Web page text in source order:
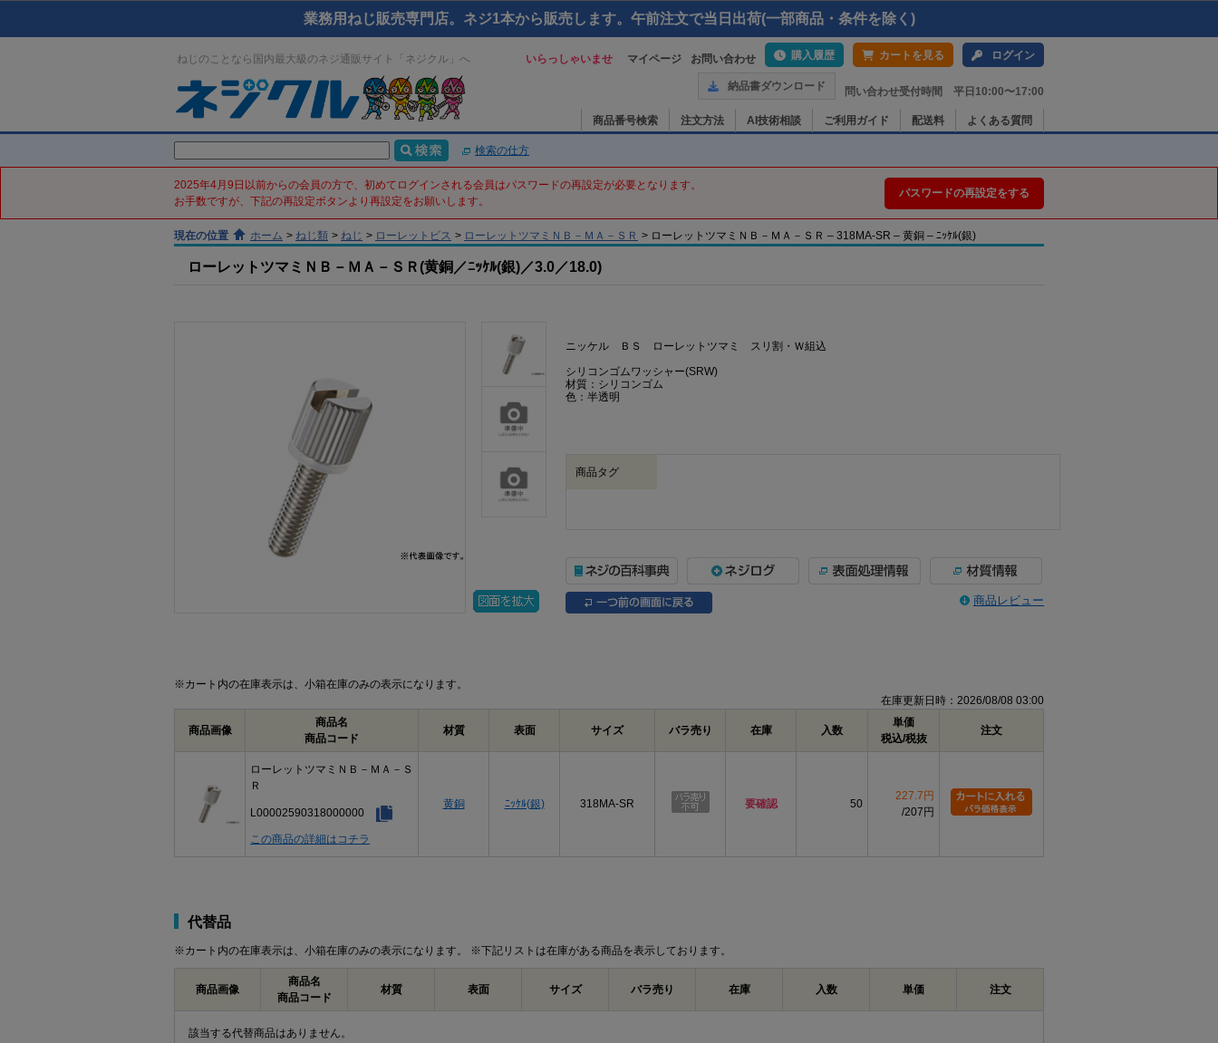
業務用ねじ販売専門店。ネジ1本から販売します。午前注文で当日出荷(一部商品・条件を除く)
ねじのことなら国内最大級のネジ通販サイト「ネジクル」へ いらっしゃいませ マイページ お問い合わせ 購入履歴 カートを見る ログイン
納品書ダウンロード 問い合わせ受付時間 平日10:00〜17:00
商品番号検索 注文方法 AI技術相談 ご利用ガイド 配送料 よくある質問
検索の仕方
2025年4月9日以前からの会員の方で、初めてログインされる会員はパスワードの再設定が必要となります。
お手数ですが、下記の再設定ボタンより再設定をお願いします。
パスワードの再設定をする
現在の位置 ホーム > ねじ類 > ねじ > ローレットビス > ローレットツマミＮＢ－ＭＡ－ＳＲ > ローレットツマミＮＢ－ＭＡ－ＳＲ – 318MA-SR – 黄銅 – ﾆｯｹﾙ(銀)
ローレットツマミＮＢ－ＭＡ－ＳＲ(黄銅／ﾆｯｹﾙ(銀)／3.0／18.0)
ニッケル ＢＳ ローレットツマミ スリ割・Ｗ組込
シリコンゴムワッシャー(SRW)
材質：シリコンゴム
色：半透明
商品タグ
商品レビュー
※カート内の在庫表示は、小箱在庫のみの表示になります。
在庫更新日時：2026/08/08 03:00
商品画像
商品名
商品コード
材質 表面 サイズ バラ売り 在庫 入数
単価
税込/税抜
注文
ローレットツマミＮＢ－ＭＡ－Ｓ
Ｒ
L00002590318000000
この商品の詳細はコチラ
黄銅 ﾆｯｹﾙ(銀) 318MA-SR 要確認 50
227.7円
207円
代替品
※カート内の在庫表示は、小箱在庫のみの表示になります。 ※下記リストは在庫がある商品を表示しております。
商品画像
商品名
商品コード
材質 表面 サイズ バラ売り 在庫 入数 単価 注文
該当する代替商品はありません。